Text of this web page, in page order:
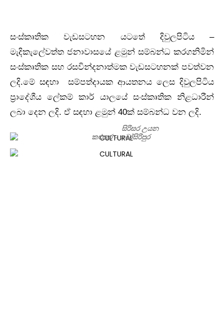
සංස්කෘතික වැඩසටහන යටතේ දිවුලපිටිය –
මැදිකැලේවත්ත ජනාවාසයේ ළමුන් සම්බන්ධ කරගනිමින්
සංස්කෘතික සහ රසවින්දනාත්මක වැඩසටහනක් පවත්වන
ලදි.මේ සඳහා සම්පත්දායක ආයතනය ලෙස දිවුලපිටිය
ප්‍රාදේශීය ලේකම් කාර් යාලයේ සංස්කෘතික නිළධාරීන්
ලබා දෙන ලදි. ඒ සඳහා ළමුන් 40ක් සම්බන්ධ වන ලදි.
කළුතර – බෝසිරිපුර
සිරිසර උයන